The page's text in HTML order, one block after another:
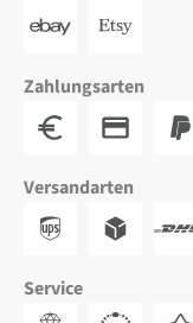
Zahlungsarten
Versandarten
Service